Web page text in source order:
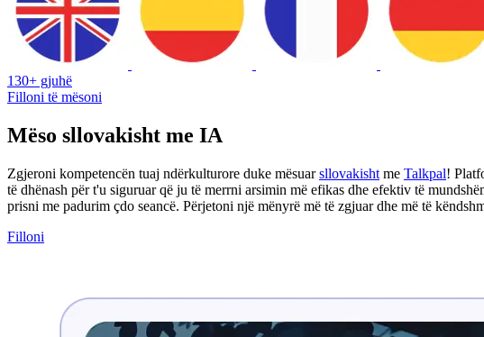
130+ gjuhë
Filloni të mësoni
Mëso sllovakisht me IA
Zgjeroni kompetencën tuaj ndërkulturore duke mësuarsllovakisht me Talkpal!
të dhënash për t'u siguruar që ju të merrni arsimin më efikas dhe efektiv të
prisni me padurim çdo seancë. Përjetoni një mënyrë më të zgjuar dhe më të
Filloni